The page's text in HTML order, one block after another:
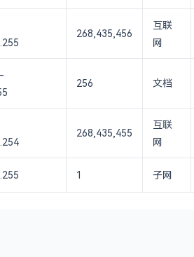
268,435,456
互联
网
256 文档
268,435,455
互联
网
1 子网